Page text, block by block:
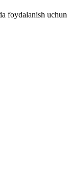
foydalanish